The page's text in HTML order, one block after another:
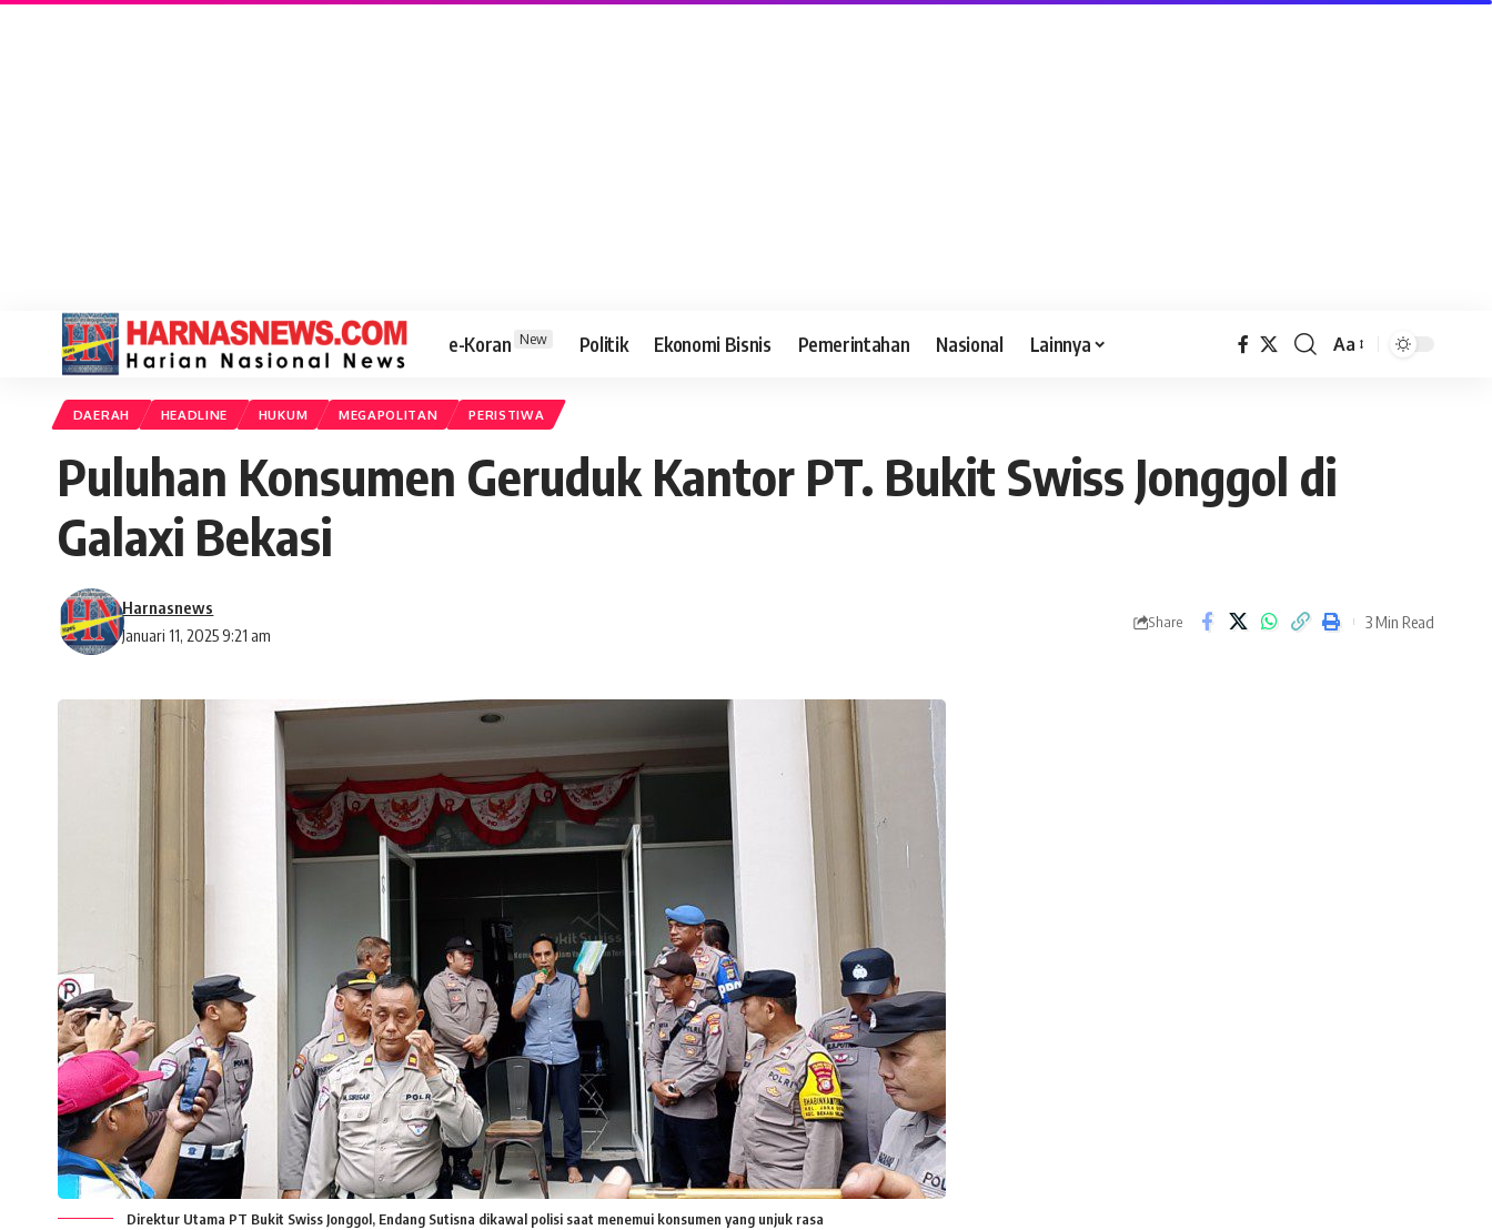
e-Koran New Politik Ekonomi Bisnis Pemerintahan Nasional Lainnya Aa
DAERAH HEADLINE HUKUM MEGAPOLITAN PERISTIWA
Puluhan Konsumen Geruduk Kantor PT. Bukit Swiss Jonggol di
Galaxi Bekasi
Januari 11, 2025 9:21 am
Harnasnews
Share 3 Min Read
Direktur Utama PT Bukit Swiss Jonggol, Endang Sutisna dikawal polisi saat menemui konsumen yang unjuk rasa